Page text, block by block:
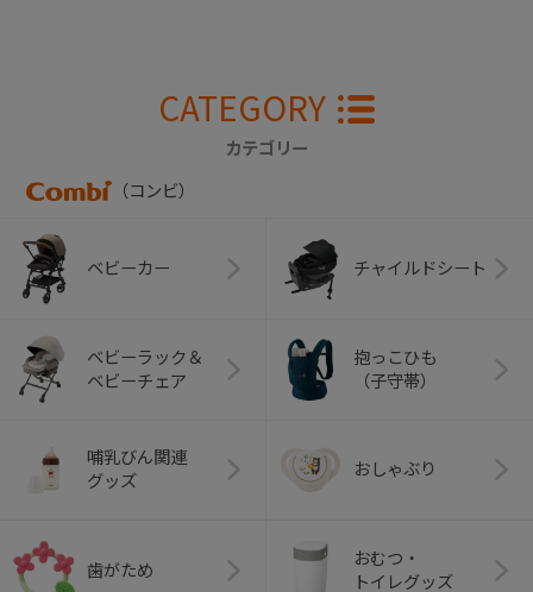
CATEGORY
カテゴリー
（コンビ）
ベビーカー チャイルドシート
ベビーラック＆
ベビーチェア
抱っこひも
（子守帯）
哺乳びん関連
グッズ
おしゃぶり
歯がため
おむつ・
トイレグッズ